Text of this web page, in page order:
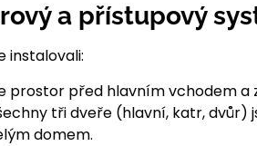
a přístupový
instalovali:
prostor před hlavním vchodem a
tři dveře (hlavní, katr, dvůr)
domem.